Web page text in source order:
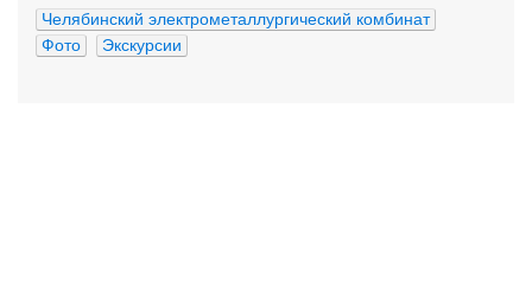
Челябинский электрометаллургический комбинат
Фото
Экскурсии